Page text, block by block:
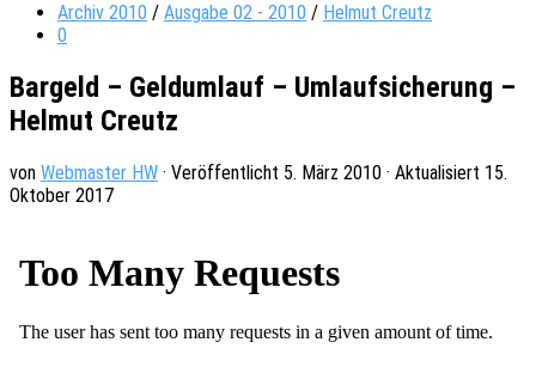
Archiv 2010 / Ausgabe 02 - 2010 / Helmut Creutz
0
Bargeld – Geldumlauf – Umlaufsicherung –
Helmut Creutz
von Webmaster HW · Veröffentlicht 5. März 2010 · Aktualisiert 15.
Oktober 2017